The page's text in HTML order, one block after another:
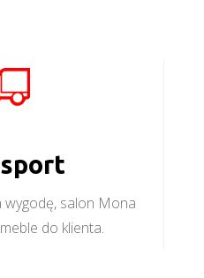
salon Mona
do klienta.